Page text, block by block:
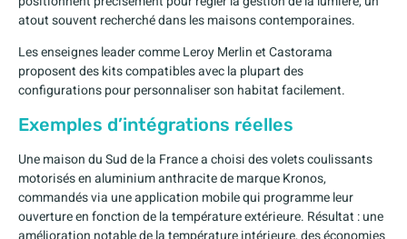
atout souvent recherché dans les maisons contemporaines.
Les enseignes leader comme Leroy Merlin et Castorama
proposent des kits compatibles avec la plupart des
configurations pour personnaliser son habitat facilement.
Exemples d’intégrations réelles
Une maison du Sud de la France a choisi des volets coulissants
motorisés en aluminium anthracite de marque Kronos,
commandés via une application mobile qui programme leur
ouverture en fonction de la température extérieure. Résultat : une